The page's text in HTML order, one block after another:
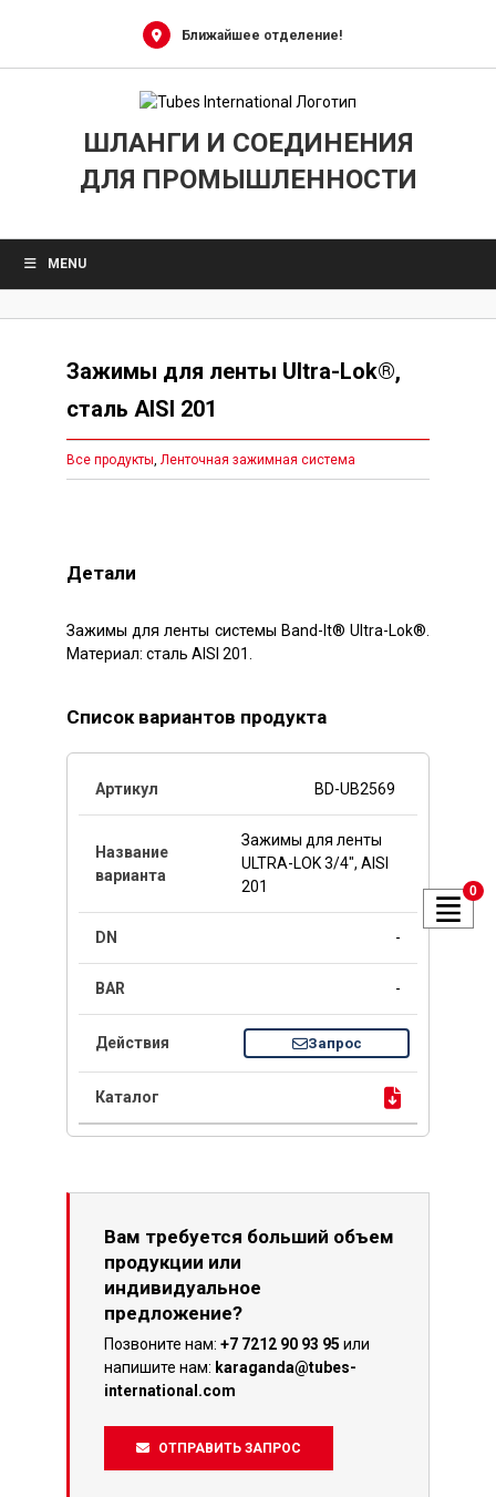
Ближайшее отделение!
ШЛАНГИ И СОЕДИНЕНИЯ
ДЛЯ ПРОМЫШЛЕННОСТИ
MENU
Зажимы для ленты Ultra-Lok®,
сталь AISI 201
Все продукты, Ленточная зажимная система
Детали
Зажимы для ленты системы Band-It® Ultra-Lok®.
Материал: сталь AISI 201.
Список вариантов продукта
BD-UB2569
Зажимы для ленты
ULTRA-LOK 3/4", AISI
201
-
-
Запрос
Вам требуется больший объем
продукции или
индивидуальное
предложение?
Позвоните нам: +7 7212 90 93 95 или
напишите нам: karaganda@tubes-
international.com
ОТПРАВИТЬ ЗАПРОС
0